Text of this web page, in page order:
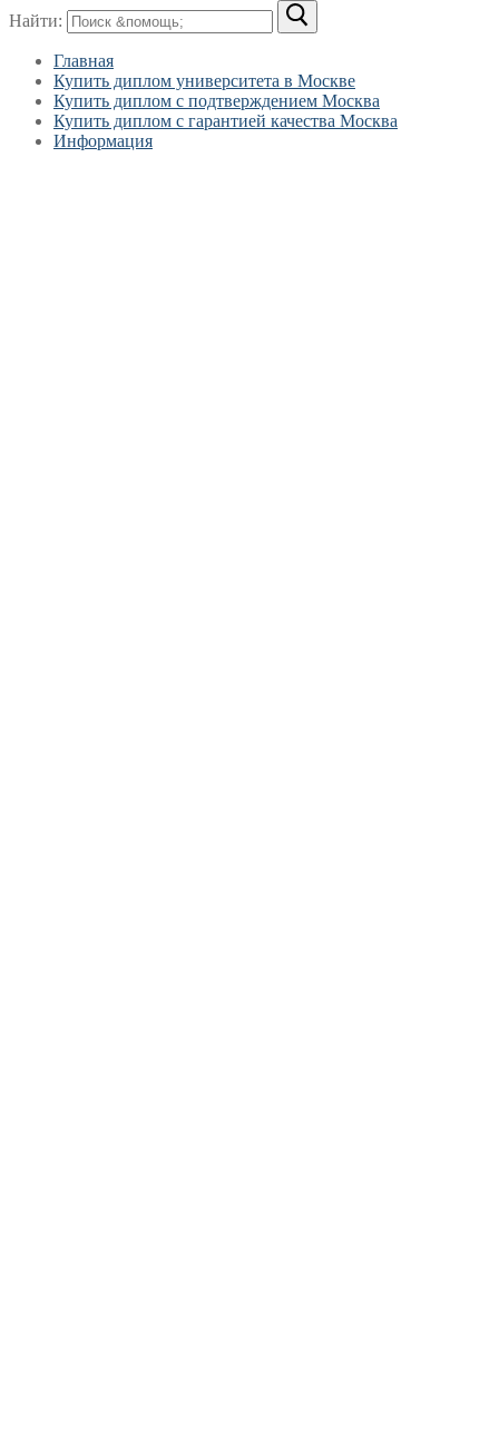
Найти:
Главная
Купить диплом университета в Москве
Купить диплом с подтверждением Москва
Купить диплом с гарантией качества Москва
Информация